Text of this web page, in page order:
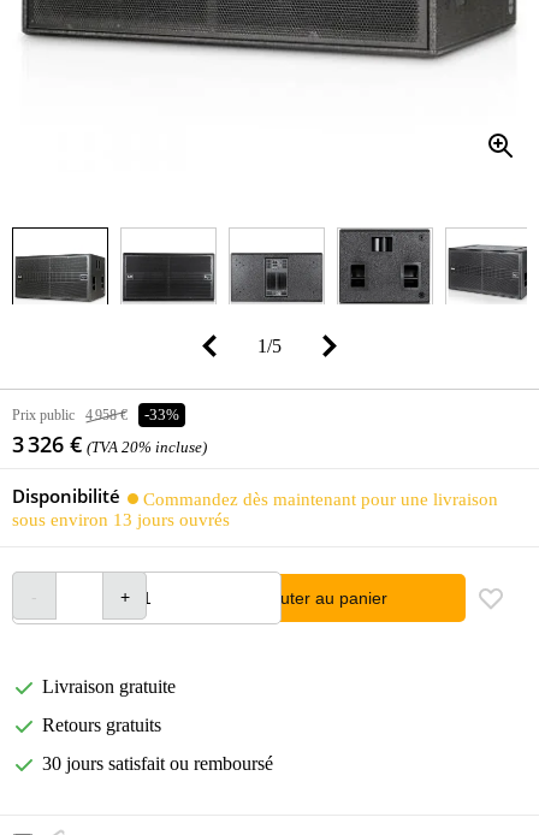
1/5
Prix public 4 958 € -33%
3 326 € (TVA 20% incluse)
Disponibilité
Commandez dès maintenant pour une livraison
sous environ 13 jours ouvrés
Ajouter au panier
Livraison gratuite
Retours gratuits
30 jours satisfait ou remboursé